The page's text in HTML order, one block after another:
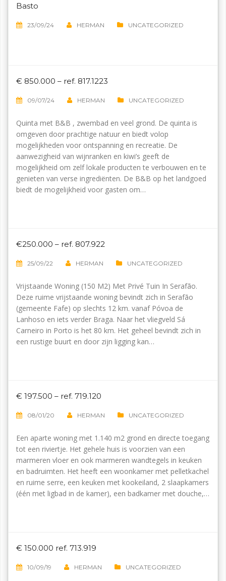
Basto
23/09/24 HERMAN UNCATEGORIZED
€ 850.000 – ref. 817.1223
09/07/24 HERMAN UNCATEGORIZED
Quinta met B&B , zwembad en veel grond. De quinta is
omgeven door prachtige natuur en biedt volop
mogelijkheden voor ontspanning en recreatie. De
aanwezigheid van wijnranken en kiwi’s geeft de
mogelijkheid om zelf lokale producten te verbouwen en te
genieten van verse ingrediënten. De B&B op het landgoed
biedt de mogelijkheid voor gasten om…
€250.000 – ref. 807.922
25/09/22 HERMAN UNCATEGORIZED
Vrijstaande Woning (150 M2) Met Privé Tuin In Serafão.
Deze ruime vrijstaande woning bevindt zich in Serafão
(gemeente Fafe) op slechts 12 km. vanaf Póvoa de
Lanhoso en iets verder Braga. Naar het vliegveld Sá
Carneiro in Porto is het 80 km. Het geheel bevindt zich in
een rustige buurt en door zijn ligging kan…
€ 197.500 – ref. 719.120
08/01/20 HERMAN UNCATEGORIZED
Een aparte woning met 1.140 m2 grond en directe toegang
tot een riviertje. Het gehele huis is voorzien van een
marmeren vloer en ook marmeren wandtegels in keuken
en badruimten. Het heeft een woonkamer met pelletkachel
en ruime serre, een keuken met kookeiland, 2 slaapkamers
(één met ligbad in de kamer), een badkamer met douche,…
€ 150.000 ref. 713.919
10/09/19 HERMAN UNCATEGORIZED